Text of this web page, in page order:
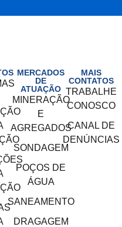
MERCADOS
DE
ATUAÇÃO
MINERAÇÃO
E
AGREGADOS
SONDAGEM
POÇOS DE
ÁGUA
SANEAMENTO
DRAGAGEM
MAIS
CONTATOS
TRABALHE
CONOSCO
CANAL DE
DENÚNCIAS